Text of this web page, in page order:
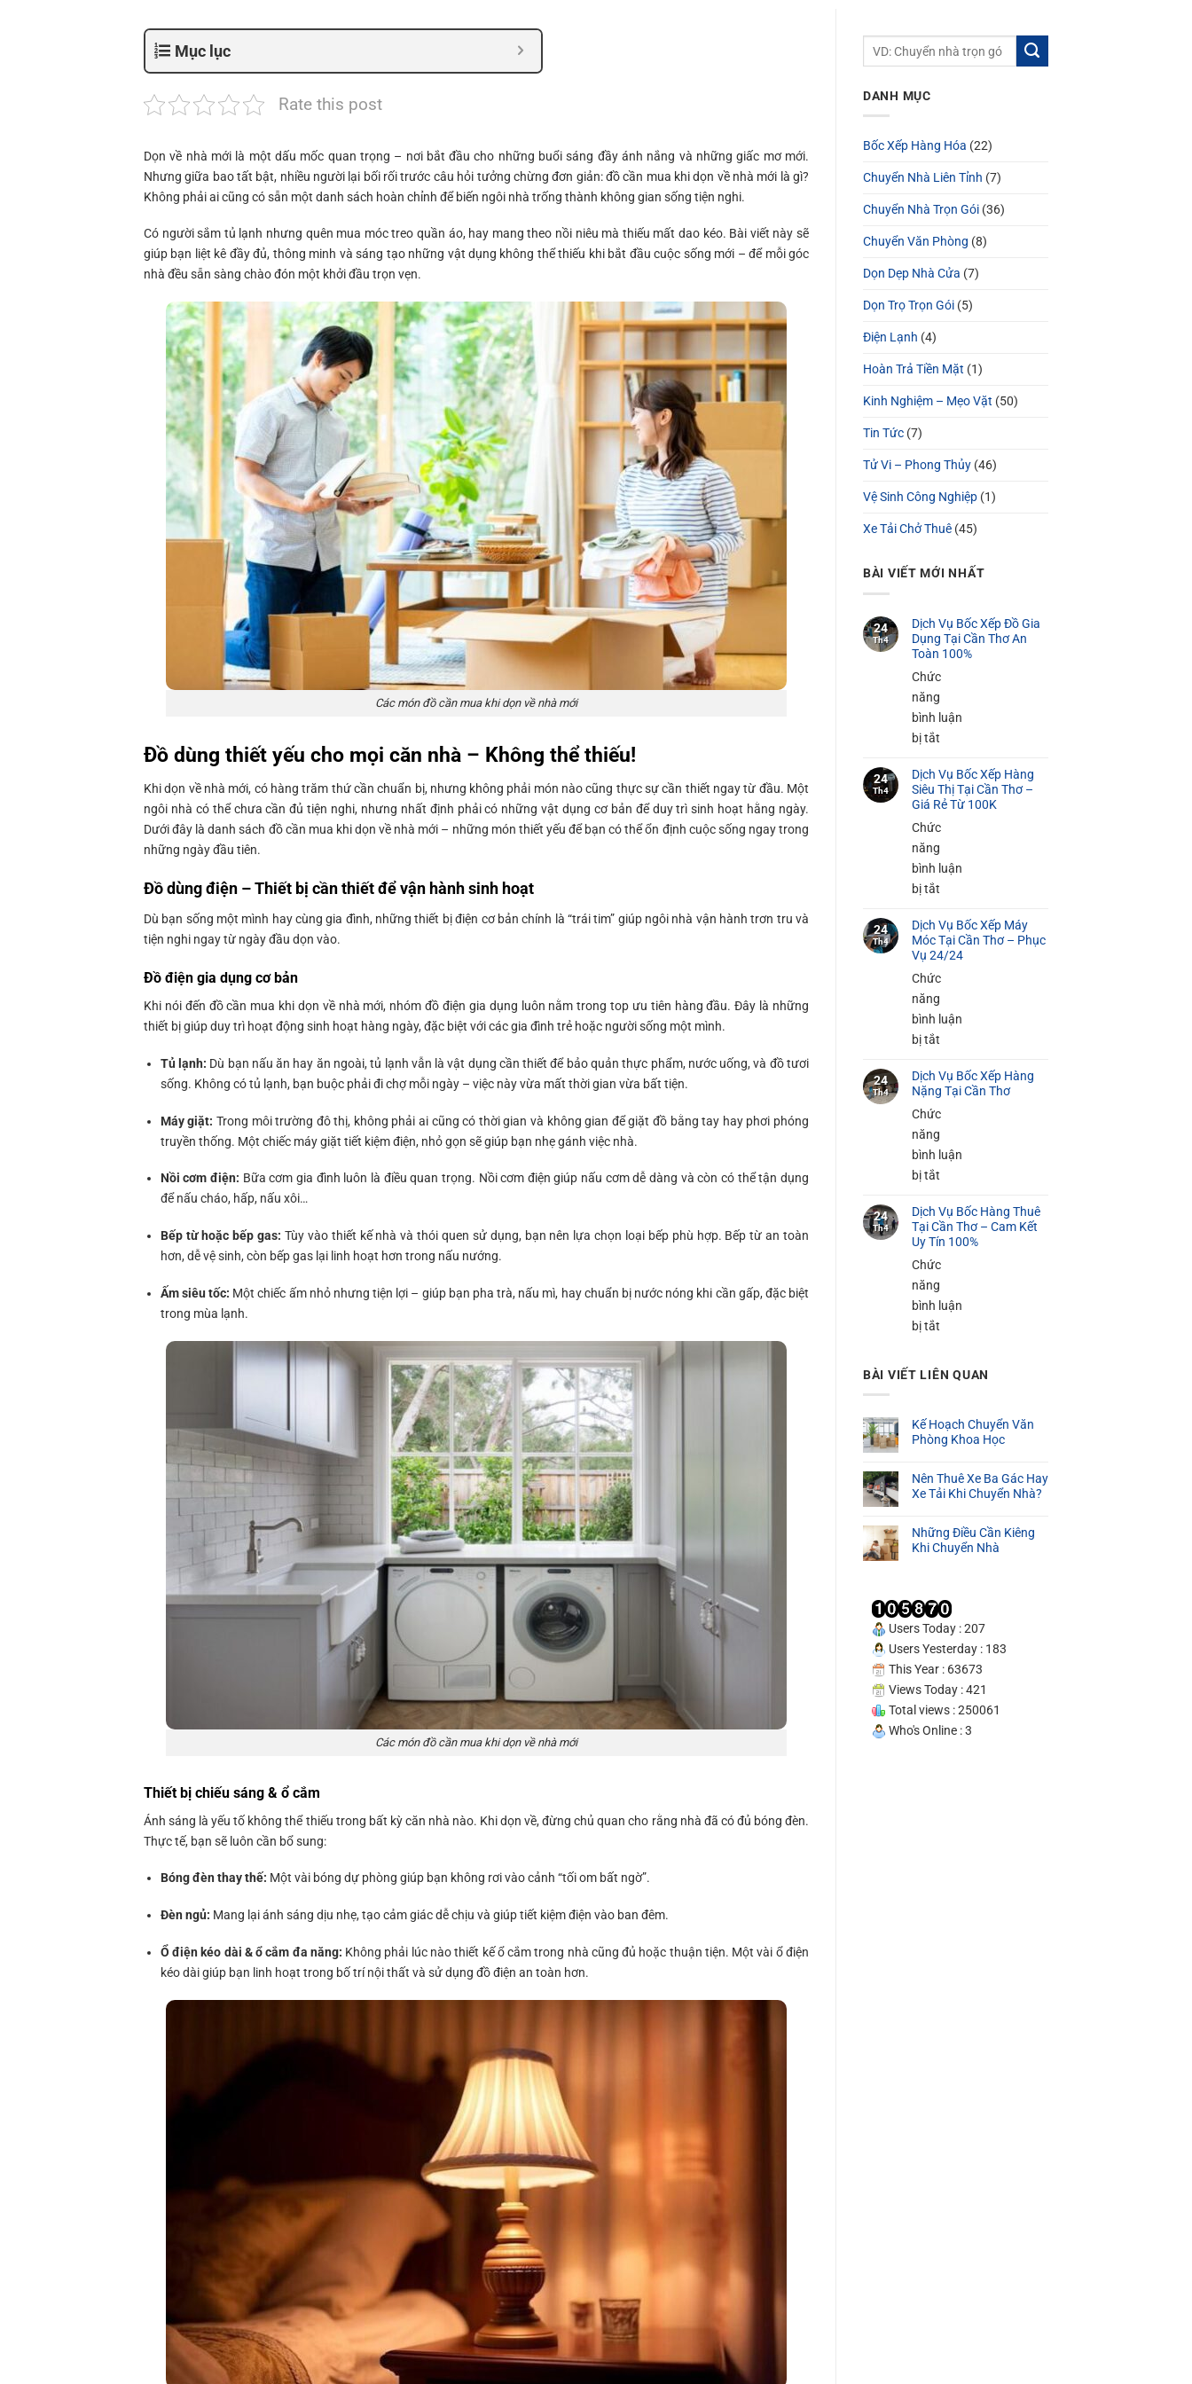
Mục lục
Rate this post
Dọn về nhà mới là một dấu mốc quan trọng – nơi bắt đầu cho những buổi sáng đầy ánh nắng và những giấc mơ mới.
Nhưng giữa bao tất bật, nhiều người lại bối rối trước câu hỏi tưởng chừng đơn giản: đồ cần mua khi dọn về nhà mới là gì?
Không phải ai cũng có sẵn một danh sách hoàn chỉnh để biến ngôi nhà trống thành không gian sống tiện nghi.
Có người sắm tủ lạnh nhưng quên mua móc treo quần áo, hay mang theo nồi niêu mà thiếu mất dao kéo. Bài viết này sẽ
giúp bạn liệt kê đầy đủ, thông minh và sáng tạo những vật dụng không thể thiếu khi bắt đầu cuộc sống mới – để mỗi góc
nhà đều sẵn sàng chào đón một khởi đầu trọn vẹn.
Các món đồ cần mua khi dọn về nhà mới
Đồ dùng thiết yếu cho mọi căn nhà – Không thể thiếu!
Khi dọn về nhà mới, có hàng trăm thứ cần chuẩn bị, nhưng không phải món nào cũng thực sự cần thiết ngay từ đầu. Một
ngôi nhà có thể chưa cần đủ tiện nghi, nhưng nhất định phải có những vật dụng cơ bản để duy trì sinh hoạt hằng ngày.
Dưới đây là danh sách đồ cần mua khi dọn về nhà mới – những món thiết yếu để bạn có thể ổn định cuộc sống ngay trong
những ngày đầu tiên.
Đồ dùng điện – Thiết bị cần thiết để vận hành sinh hoạt
Dù bạn sống một mình hay cùng gia đình, những thiết bị điện cơ bản chính là “trái tim” giúp ngôi nhà vận hành trơn tru và
tiện nghi ngay từ ngày đầu dọn vào.
Đồ điện gia dụng cơ bản
Khi nói đến đồ cần mua khi dọn về nhà mới, nhóm đồ điện gia dụng luôn nằm trong top ưu tiên hàng đầu. Đây là những
thiết bị giúp duy trì hoạt động sinh hoạt hàng ngày, đặc biệt với các gia đình trẻ hoặc người sống một mình.
Tủ lạnh: Dù bạn nấu ăn hay ăn ngoài, tủ lạnh vẫn là vật dụng cần thiết để bảo quản thực phẩm, nước uống, và đồ tươi
sống. Không có tủ lạnh, bạn buộc phải đi chợ mỗi ngày – việc này vừa mất thời gian vừa bất tiện.
Máy giặt: Trong môi trường đô thị, không phải ai cũng có thời gian và không gian để giặt đồ bằng tay hay phơi phóng
truyền thống. Một chiếc máy giặt tiết kiệm điện, nhỏ gọn sẽ giúp bạn nhẹ gánh việc nhà.
Nồi cơm điện: Bữa cơm gia đình luôn là điều quan trọng. Nồi cơm điện giúp nấu cơm dễ dàng và còn có thể tận dụng
để nấu cháo, hấp, nấu xôi…
Bếp từ hoặc bếp gas: Tùy vào thiết kế nhà và thói quen sử dụng, bạn nên lựa chọn loại bếp phù hợp. Bếp từ an toàn
hơn, dễ vệ sinh, còn bếp gas lại linh hoạt hơn trong nấu nướng.
Ấm siêu tốc: Một chiếc ấm nhỏ nhưng tiện lợi – giúp bạn pha trà, nấu mì, hay chuẩn bị nước nóng khi cần gấp, đặc biệt
trong mùa lạnh.
Các món đồ cần mua khi dọn về nhà mới
Thiết bị chiếu sáng & ổ cắm
Ánh sáng là yếu tố không thể thiếu trong bất kỳ căn nhà nào. Khi dọn về, đừng chủ quan cho rằng nhà đã có đủ bóng đèn.
Thực tế, bạn sẽ luôn cần bổ sung:
Bóng đèn thay thế: Một vài bóng dự phòng giúp bạn không rơi vào cảnh “tối om bất ngờ”.
Đèn ngủ: Mang lại ánh sáng dịu nhẹ, tạo cảm giác dễ chịu và giúp tiết kiệm điện vào ban đêm.
Ổ điện kéo dài & ổ cắm đa năng: Không phải lúc nào thiết kế ổ cắm trong nhà cũng đủ hoặc thuận tiện. Một vài ổ điện
kéo dài giúp bạn linh hoạt trong bố trí nội thất và sử dụng đồ điện an toàn hơn.
DANH MỤC
Bốc Xếp Hàng Hóa (22)
Chuyển Nhà Liên Tỉnh (7)
Chuyển Nhà Trọn Gói (36)
Chuyển Văn Phòng (8)
Dọn Dẹp Nhà Cửa (7)
Dọn Trọ Trọn Gói (5)
Điện Lạnh (4)
Hoàn Trả Tiền Mặt (1)
Kinh Nghiệm – Mẹo Vặt (50)
Tin Tức (7)
Tử Vi – Phong Thủy (46)
Vệ Sinh Công Nghiệp (1)
Xe Tải Chở Thuê (45)
BÀI VIẾT MỚI NHẤT
24
Th4
Dịch Vụ Bốc Xếp Đồ Gia
Dụng Tại Cần Thơ An
Toàn 100%
Chức
năng
bình luận
bị tắt
Vụ
Bốc
Gia
Dụng
Cần
Thơ
An
Toàn
24
Th4
Dịch Vụ Bốc Xếp Hàng
Siêu Thị Tại Cần Thơ –
Giá Rẻ Từ 100K
Chức
năng
bình luận
bị tắt
Vụ
Bốc
Siêu
Thị
Cần
Thơ
–
Rẻ
24
Th4
Dịch Vụ Bốc Xếp Máy
Móc Tại Cần Thơ – Phục
Vụ 24/24
Chức
năng
bình luận
bị tắt
Vụ
Bốc
Xếp
Móc
Thơ
–
Phục
24/24
24
Th4
Dịch Vụ Bốc Xếp Hàng
Nặng Tại Cần Thơ
Chức
năng
bình luận
bị tắt
Vụ
Bốc
Nặng
Tại
24
Th4
Dịch Vụ Bốc Hàng Thuê
Tại Cần Thơ – Cam Kết
Uy Tín 100%
Chức
năng
bình luận
bị tắt
Thuê
Tại
Thơ
Cam
Kết
100%
BÀI VIẾT LIÊN QUAN
Kế Hoạch Chuyển Văn
Phòng Khoa Học
Nên Thuê Xe Ba Gác Hay
Xe Tải Khi Chuyển Nhà?
Những Điều Cần Kiêng
Khi Chuyển Nhà
Users Today : 207
Users Yesterday : 183
This Year : 63673
Views Today : 421
Total views : 250061
Who's Online : 3